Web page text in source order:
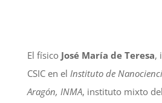
El físico José María de Teresa,
CSIC en el Instituto de
Aragón, INMA, instituto mixto del